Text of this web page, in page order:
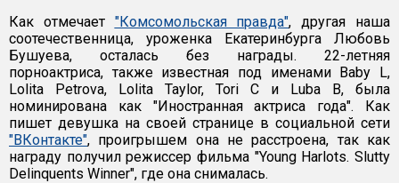
Как отмечает "Комсомольская правда", другая наша
соотечественница, уроженка Екатеринбурга Любовь
Бушуева, осталась без награды. 22-летняя
порноактриса, также известная под именами Baby L,
Lolita Petrova, Lolita Taylor, Tori C и Luba B, была
номинирована как "Иностранная актриса года". Как
пишет девушка на своей странице в социальной сети
"ВКонтакте", проигрышем она не расстроена, так как
награду получил режиссер фильма "Young Harlots. Slutty
Delinquents Winner", где она снималась.